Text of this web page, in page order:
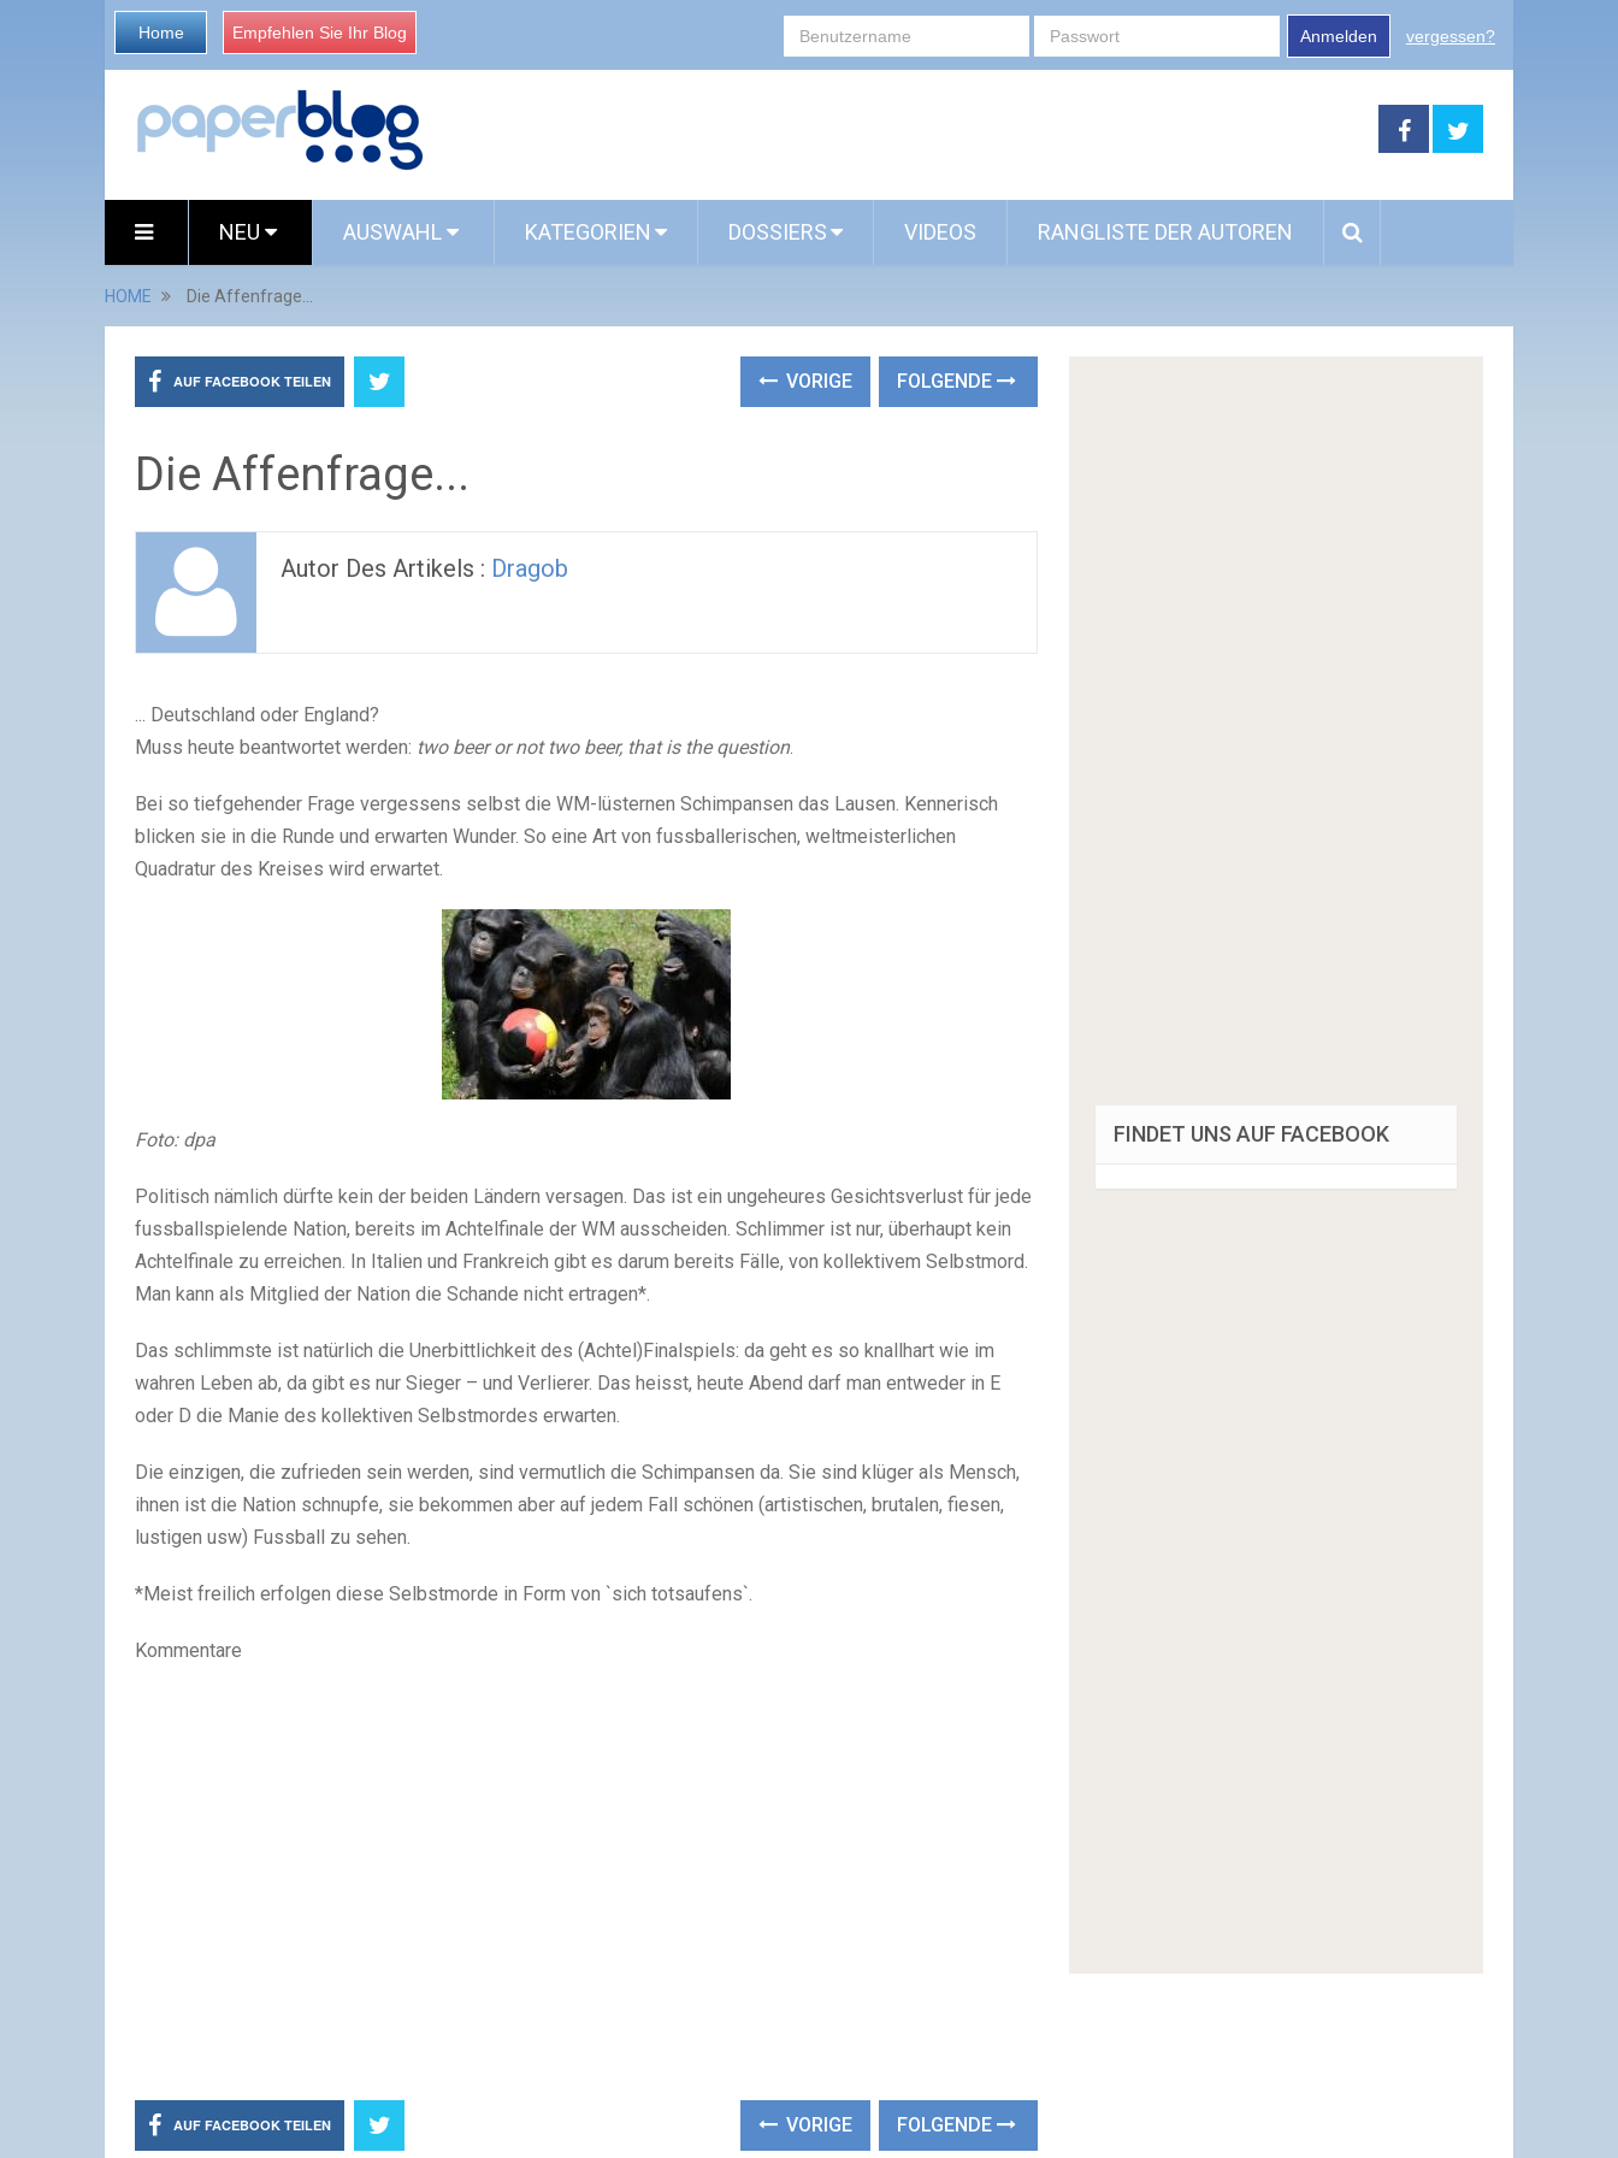
Home Empfehlen Sie Ihr Blog Anmelden vergessen?
NEU AUSWAHL KATEGORIEN DOSSIERS VIDEOS RANGLISTE DER AUTOREN
HOME Die Affenfrage...
AUF FACEBOOK TEILEN VORIGE FOLGENDE
Die Affenfrage...
Autor Des Artikels : Dragob
... Deutschland oder England?
Muss heute beantwortet werden: two beer or not two beer, that is the question.
Bei so tiefgehender Frage vergessens selbst die WM-lüsternen Schimpansen das Lausen. Kennerisch
blicken sie in die Runde und erwarten Wunder. So eine Art von fussballerischen, weltmeisterlichen
Quadratur des Kreises wird erwartet.
Foto: dpa
Politisch nämlich dürfte kein der beiden Ländern versagen. Das ist ein ungeheures Gesichtsverlust für jede
fussballspielende Nation, bereits im Achtelfinale der WM ausscheiden. Schlimmer ist nur, überhaupt kein
Achtelfinale zu erreichen. In Italien und Frankreich gibt es darum bereits Fälle, von kollektivem Selbstmord.
Man kann als Mitglied der Nation die Schande nicht ertragen*.
Das schlimmste ist natürlich die Unerbittlichkeit des (Achtel)Finalspiels: da geht es so knallhart wie im
wahren Leben ab, da gibt es nur Sieger – und Verlierer. Das heisst, heute Abend darf man entweder in E
oder D die Manie des kollektiven Selbstmordes erwarten.
Die einzigen, die zufrieden sein werden, sind vermutlich die Schimpansen da. Sie sind klüger als Mensch,
ihnen ist die Nation schnupfe, sie bekommen aber auf jedem Fall schönen (artistischen, brutalen, fiesen,
lustigen usw) Fussball zu sehen.
*Meist freilich erfolgen diese Selbstmorde in Form von `sich totsaufens`.
Kommentare
AUF FACEBOOK TEILEN VORIGE FOLGENDE
FINDET UNS AUF FACEBOOK